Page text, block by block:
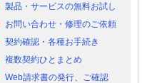
製品・サービスの無料お試し
お問い合わせ・修理のご依頼
契約確認・各種お手続き
複数契約ひとまとめ
Web請求書の発行、ご確認